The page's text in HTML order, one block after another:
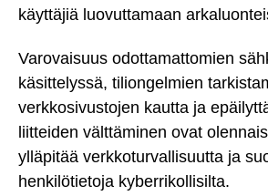
käyttäjiä luovuttamaan
Varovaisuus odottamattomien
käsittelyssä, tiliongelmien
verkkosivustojen kautta ja
liitteiden välttäminen ovat
ylläpitää verkkoturvallisuutta ja
henkilötietoja kyberrikollisilta.